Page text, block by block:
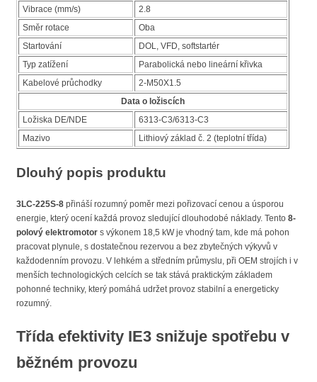
Vibrace (mm/s)
2.8
Směr rotace
Oba
Startování
DOL, VFD, softstartér
Typ zatížení
Parabolická nebo lineární křivka
Kabelové průchodky
2-M50X1.5
Data o ložiscích
Ložiska DE/NDE
6313-C3/6313-C3
Mazivo
Lithiový základ č. 2 (teplotní třída)
Dlouhý popis produktu
3LC-225S-8 přináší rozumný poměr mezi pořizovací cenou a úsporou
energie, který ocení každá provoz sledující dlouhodobé náklady. Tento 8-
polový elektromotor s výkonem 18,5 kW je vhodný tam, kde má pohon
pracovat plynule, s dostatečnou rezervou a bez zbytečných výkyvů v
každodenním provozu. V lehkém a středním průmyslu, při OEM strojích i v
menších technologických celcích se tak stává praktickým základem
pohonné techniky, který pomáhá udržet provoz stabilní a energeticky
rozumný.
Třída efektivity IE3 snižuje spotřebu v
běžném provozu